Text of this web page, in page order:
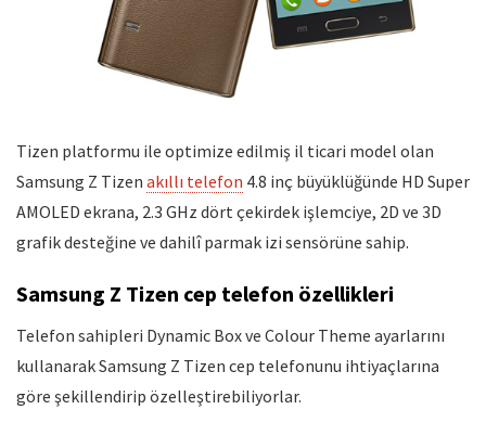
Tizen platformu ile optimize edilmiş il ticari model olan
Samsung Z Tizen akıllı telefon 4.8 inç büyüklüğünde HD Super
AMOLED ekrana, 2.3 GHz dört çekirdek işlemciye, 2D ve 3D
grafik desteğine ve dahilî parmak izi sensörüne sahip.
Samsung Z Tizen cep telefon özellikleri
Telefon sahipleri Dynamic Box ve Colour Theme ayarlarını
kullanarak Samsung Z Tizen cep telefonunu ihtiyaçlarına
göre şekillendirip özelleştirebiliyorlar.